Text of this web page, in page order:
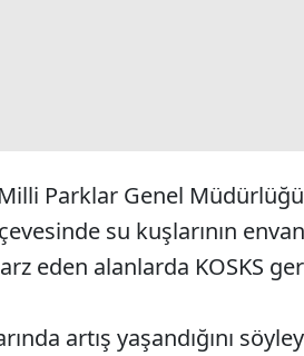
Parklar Genel
su kuşlarının
eden alanlarda KOSKS
artış yaşandığını